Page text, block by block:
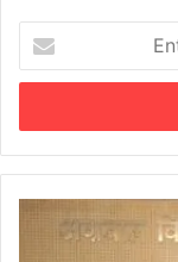
your
Email